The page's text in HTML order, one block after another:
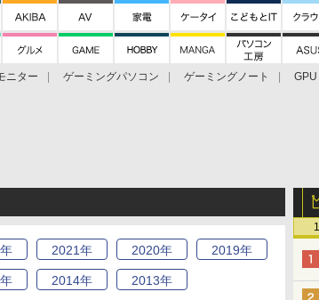
ニター ゲーミングパソコン ゲーミングノート GPU
年 2021年 2020年 2019年
年 2014年 2013年